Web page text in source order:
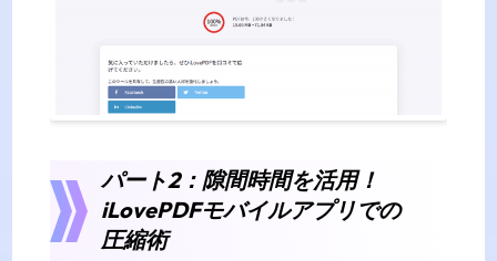
パート2：隙間時間を活用！
iLovePDFモバイルアプリでの
圧縮術